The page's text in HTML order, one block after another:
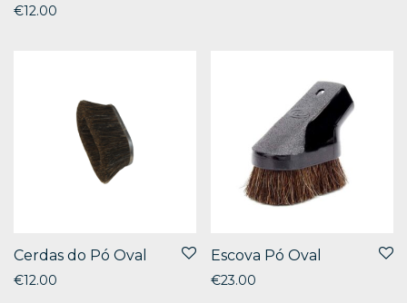
€12.00
Cerdas do Pó Oval
€12.00
Escova Pó Oval
€23.00